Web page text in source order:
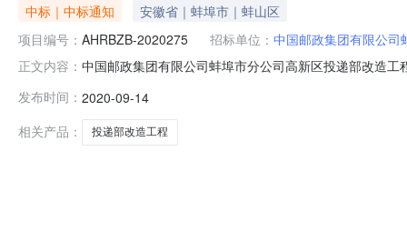
中标｜中标通知
安徽省｜蚌埠市｜蚌山区
项目编号： AHRBZB-2020275 招标单位： 中国邮政集团有限公司
正文内容： 中国邮政集团有限公司蚌埠市分公司高新区投递部改造
标单位如有异议或质疑，可在中标公示期内，以书面形
话：
发布时间： 2020-09-14
相关产品：
投递部改造工程